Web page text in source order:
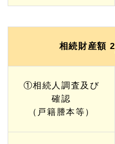
相続財産額 2
①相続人調査及び
確認
（戸籍謄本等）